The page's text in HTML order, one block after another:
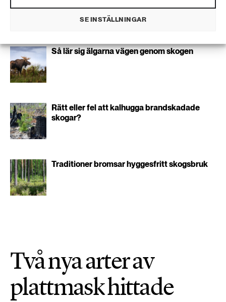
SE INSTÄLLNINGAR
Så lär sig älgarna vägen genom skogen
Rätt eller fel att kalhugga brandskadade
skogar?
Traditioner bromsar hyggesfritt skogsbruk
Två nya arter av
plattmask hittade